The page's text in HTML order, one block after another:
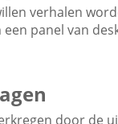
verhalen
panel van
door de